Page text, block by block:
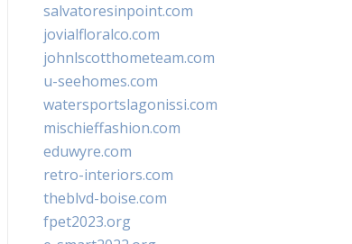
salvatoresinpoint.com
jovialfloralco.com
johnlscotthometeam.com
u-seehomes.com
watersportslagonissi.com
mischieffashion.com
eduwyre.com
retro-interiors.com
theblvd-boise.com
fpet2023.org